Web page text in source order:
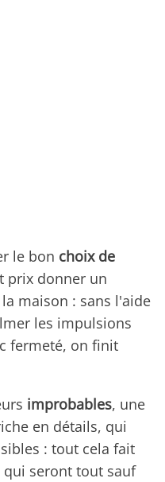
le bon choix de
prix donner un
maison : sans l'aide
les impulsions
fermeté, on finit
improbables, une
en détails, qui
: tout cela fait
qui seront tout sauf